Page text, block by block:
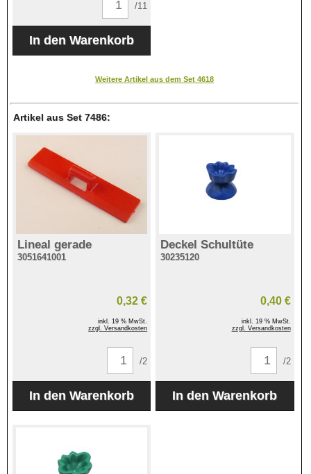
/11
Weitere Artikel aus dem Set 4618
Artikel aus Set 7486:
Lineal gerade
3051641001
0,32 €
inkl. 19 % MwSt.
zzgl. Versandkosten
/2
Deckel Schultüte
30235120
0,40 €
inkl. 19 % MwSt.
zzgl. Versandkosten
/2